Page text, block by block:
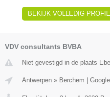
BEKIJK VOLLEDIG
VDV consultants BVBA
Niet gevestigd in de plaats
Antwerpen » Berchem |